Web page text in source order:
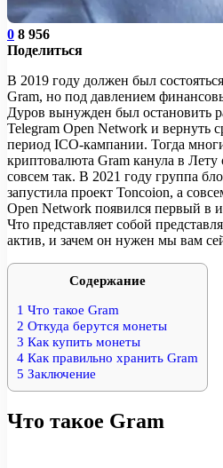
0 8 956
Поделиться
В 2019 году должен был
Gram, но под давлением
Дуров вынужден был остановить
Telegram Open Network и вернуть
период ICO-кампании. Тогда
криптовалюта Gram канула в Лету
совсем так. В 2021 году группа
запустила проект Toncoion, а
Open Network появился первый в
Что представляет собой
актив, и зачем он нужен мы вам
Содержание
1 Что такое Gram
2 Откуда берутся монеты
3 Как купить монеты
4 Как правильно хранить Gram
5 Заключение
Что такое Gram